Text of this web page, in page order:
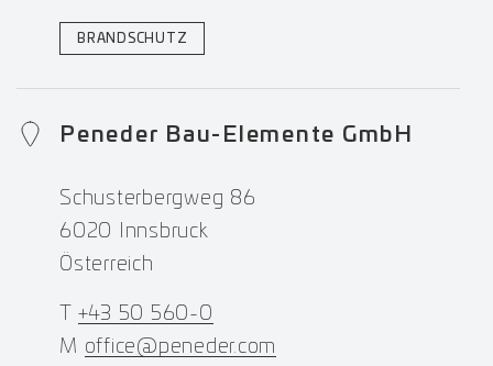
BRANDSCHUTZ
Peneder Bau-Elemente GmbH
Schusterbergweg 86
6020 Innsbruck
Österreich
+43 50 560-0
M office@peneder.com